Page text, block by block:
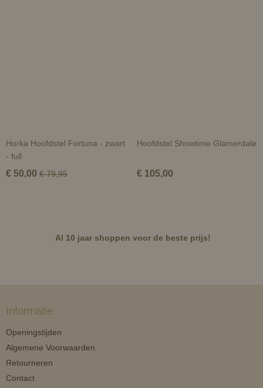
Horka Hoofdstel Fortuna - zwart
- full
€ 50,00 € 79,95
Hoofdstel Showtime Glamerdale
€ 105,00
Al 10 jaar shoppen voor de beste prijs!
Informatie
Openingstijden
Algemene Voorwaarden
Retourneren
Contact